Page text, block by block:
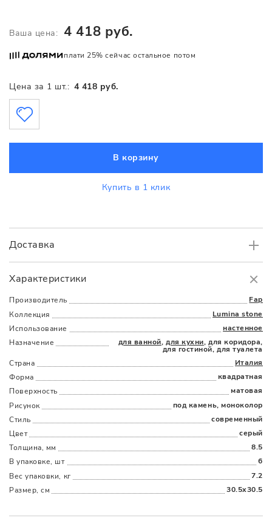
Характеристики
Производитель
Fap
Коллекция
Lumina stone
Использование
настенное
Назначение
для ванной,для кухни, для коридора,
для гостиной, для туалета
Страна
Италия
Форма
квадратная
Поверхность
матовая
Рисунок
под камень, моноколор
Стиль
современный
Цвет
серый
Толщина, мм
8.5
В упаковке, шт
6
Вес упаковки, кг
7.2
Размер, см
30.5x30.5
Доставка
Доставка
Наличыми
Цена за 1 шт.: 4 418 руб.
Ваша цена: 4 418 руб.
плати 25% сейчас остальное потом
В корзину
Купить в 1 клик